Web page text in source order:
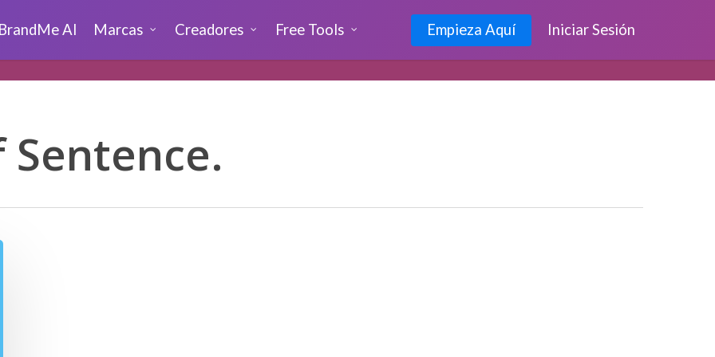
BrandMe AI Marcas Creadores Free Tools Empieza Aquí Iniciar Sesión
Sentence.